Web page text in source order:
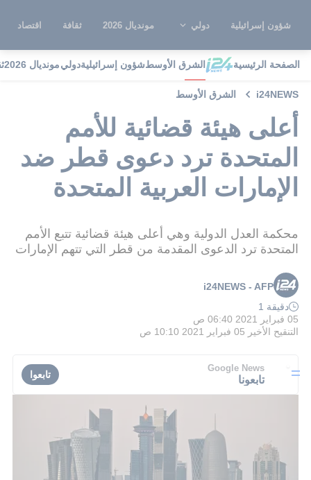
شؤون إسرائيلية دولي مونديال 2026 ثقافة اقتصاد
الصفحة الرئيسية الشرق الأوسطشؤون إسرائيليةدوليمونديال 2026
i24NEWS الشرق الأوسط
أعلى هيئة قضائية للأمم
المتحدة ترد دعوى قطر ضد
الإمارات العربية المتحدة
محكمة العدل الدولية وهي أعلى هيئة قضائية تتبع الأمم
المتحدة ترد الدعوى المقدمة من قطر التي تتهم الإمارات
i24NEWS - AFP
دقيقة 1
05 فبراير 2021 06:40 ص
التنقيح الأخير 05 فبراير 2021 10:10 ص
Google News
تابعونا تابعوا